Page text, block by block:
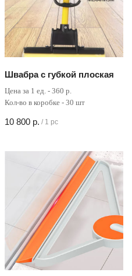
Швабра с губкой плоская
Цена за 1 ед. - 360 р.
Кол-во в коробке - 30 шт
10 800 р. / 1 pc